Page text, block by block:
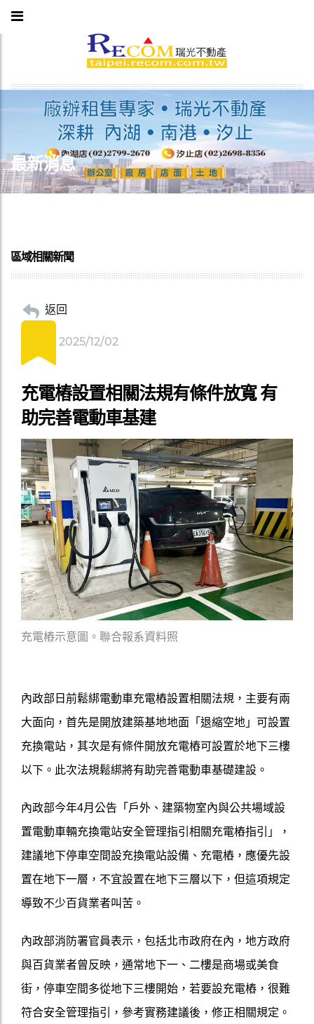
最新消息
區域相關新聞
返回
2025/12/02
充電樁設置相關法規有條件放寬 有
助完善電動車基建
充電樁示意圖。聯合報系資料照
內政部日前鬆綁電動車充電樁設置相關法規，主要有兩
大面向，首先是開放建築基地地面「退縮空地」可設置
充換電站，其次是有條件開放充電樁可設置於地下三樓
以下。此次法規鬆綁將有助完善電動車基礎建設。
內政部今年4月公告「戶外、建築物室內與公共場域設
置電動車輛充換電站安全管理指引相關充電樁指引」，
建議地下停車空間設充換電站設備、充電樁，應優先設
置在地下一層，不宜設置在地下三層以下，但這項規定
導致不少百貨業者叫苦。
內政部消防署官員表示，包括北市政府在內，地方政府
與百貨業者曾反映，通常地下一、二樓是商場或美食
街，停車空間多從地下三樓開始，若要設充電樁，很難
符合安全管理指引，參考實務建議後，修正相關規定。